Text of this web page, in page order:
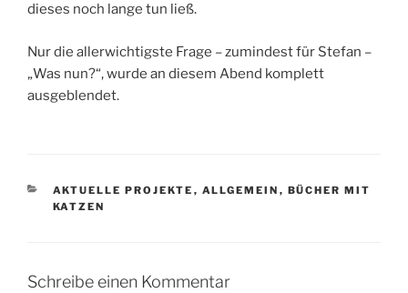
dieses noch lange tun ließ.
Nur die allerwichtigste Frage – zumindest für Stefan –
„Was nun?“, wurde an diesem Abend komplett
ausgeblendet.
KATEGORIEN
AKTUELLE PROJEKTE , ALLGEMEIN , BÜCHER MIT
KATZEN
Schreibe einen Kommentar